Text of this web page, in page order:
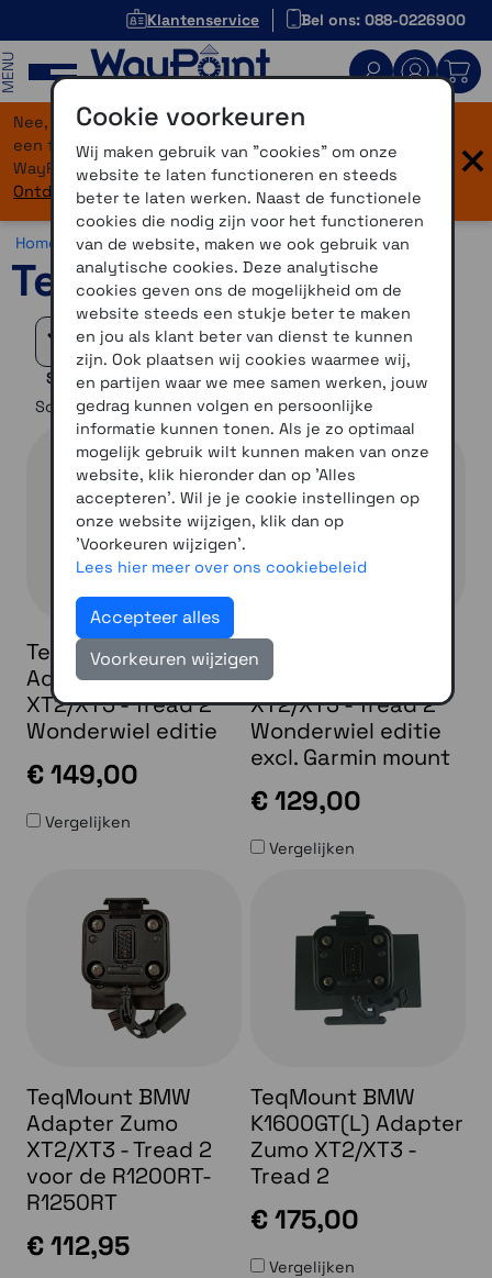
Klantenservice Bel ons: 088-0226900
Nee, je bent niet verdwaald! Onze website heeft
een flinke upgrade gekregen. Dezelfde vertrouwde
WayPoint-service, maar dan in een modern jasje.
Ontdek hier wat er allemaal nieuw is.
×
Home >Overig >Accessoires > TeqMount
TeqMount
Filteren
Selectie verfijnen
Sorteer op
TeqMount BMW
Adapter Zumo
XT2/XT3 - Tread 2
Wonderwiel editie
€ 149,00
Vergelijken
TeqMount BMW
Adapter Zumo
XT2/XT3 - Tread 2
Wonderwiel editie
excl. Garmin mount
€ 129,00
Vergelijken
TeqMount BMW
Adapter Zumo
XT2/XT3 - Tread 2
voor de R1200RT-
R1250RT
€ 112,95
TeqMount BMW
K1600GT(L) Adapter
Zumo XT2/XT3 -
Tread 2
€ 175,00
Vergelijken
Cookie voorkeuren
Wij maken gebruik van "cookies" om onze
website te laten functioneren en steeds
beter te laten werken. Naast de functionele
cookies die nodig zijn voor het functioneren
van de website, maken we ook gebruik van
analytische cookies. Deze analytische
cookies geven ons de mogelijkheid om de
website steeds een stukje beter te maken
en jou als klant beter van dienst te kunnen
zijn. Ook plaatsen wij cookies waarmee wij,
en partijen waar we mee samen werken, jouw
gedrag kunnen volgen en persoonlijke
informatie kunnen tonen. Als je zo optimaal
mogelijk gebruik wilt kunnen maken van onze
website, klik hieronder dan op 'Alles
accepteren'. Wil je je cookie instellingen op
onze website wijzigen, klik dan op
'Voorkeuren wijzigen'.
Lees hier meer over ons cookiebeleid
Accepteer alles
Voorkeuren wijzigen